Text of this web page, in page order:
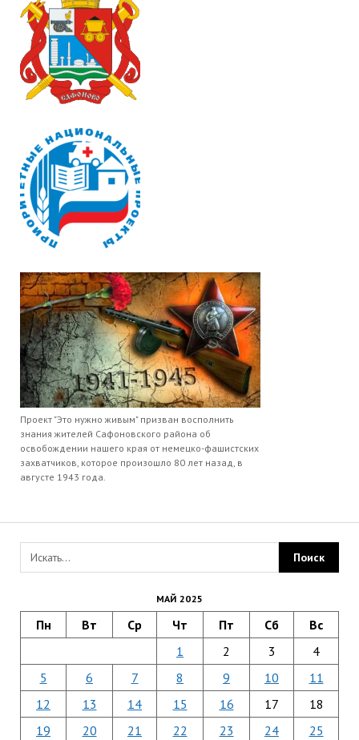
Проект "Это нужно живым" призван восполнить
знания жителей Сафоновского района об
освобождении нашего края от немецко-фашистских
захватчиков, которое произошло 80 лет назад, в
августе 1943 года.
МАЙ 2025
Пн Вт Ср Чт Пт Сб Вс
1 2 3
4
5
6 7 8 9 10
11
12
13 14 15 16 17
18
19
20 21 22 23 24
25